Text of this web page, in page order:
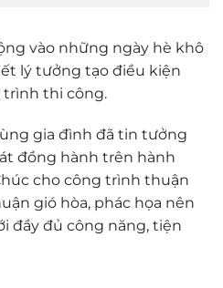
vào những ngày hè khô
lý tưởng tạo điều kiện
trình thi công.
gia đình đã tin tưởng
đồng hành trên hành
cho công trình thuận
gió hòa, phác họa nên
đầy đủ công năng, tiện